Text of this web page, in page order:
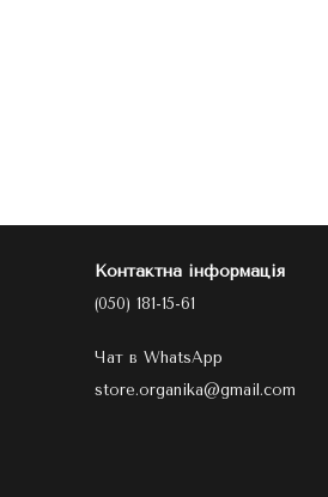
Контактна інформація
(050) 181-15-61
Чат в WhatsApp
store.organika@gmail.com